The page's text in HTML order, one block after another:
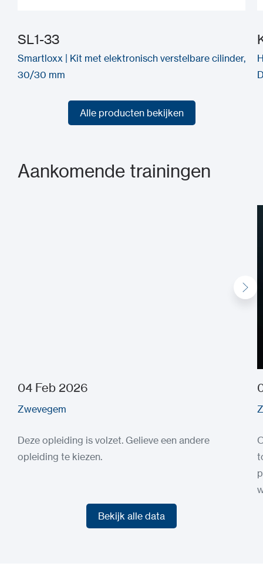
SL1-33
Smartloxx | Kit met elektronisch verstelbare cilinder,
30/30 mm
Alle producten bekijken
Aankomende trainingen
04 Feb 2026
Zwevegem
Deze opleiding is volzet. Gelieve een andere
opleiding te kiezen.
Bekijk alle data